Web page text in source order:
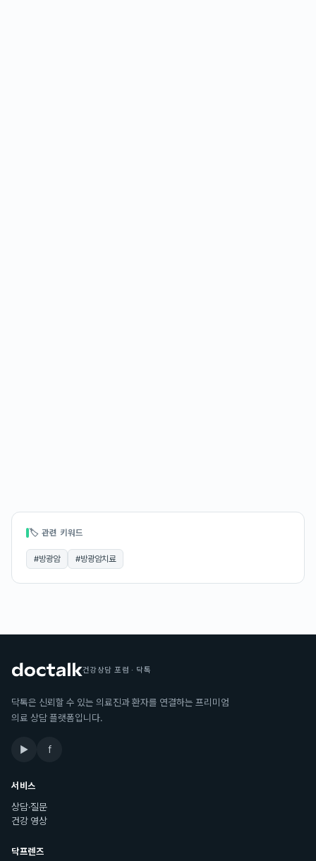
🏷 관련 키워드
#방광암 #방광암치료
건강상담 포럼 · 닥톡
닥톡은 신뢰할 수 있는 의료진과 환자를 연결하는 프리미엄
의료 상담 플랫폼입니다.
▶ f
서비스
상담·질문
건강 영상
닥프렌즈